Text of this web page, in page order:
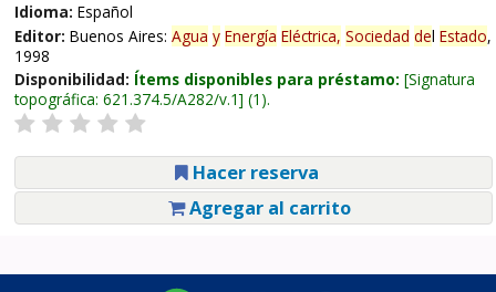
Idioma: Español
Editor: Buenos Aires: Agua y Energía Eléctrica, Sociedad del Estado,
1998
Disponibilidad: Ítems disponibles para préstamo: Signatura
topográfica: 621.374.5/A282/v.1 (1).
Hacer reserva
Agregar al carrito